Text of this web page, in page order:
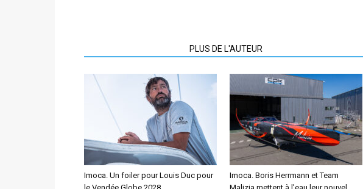
PLUS DE L'AUTEUR
Imoca. Un foiler pour Louis Duc pour
Imoca. Boris Herrmann et Team